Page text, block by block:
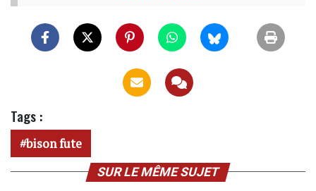
Tags :
bison fute
SUR LE MÊME SUJET